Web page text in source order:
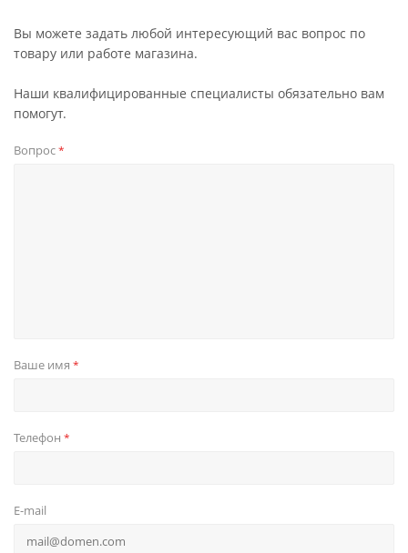
Вы можете задать любой интересующий вас вопрос по
товару или работе магазина.
Наши квалифицированные специалисты обязательно вам
помогут.
Вопрос*
Ваше имя *
Телефон *
E-mail